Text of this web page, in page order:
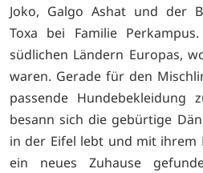
Joko, Galgo Ashat und der
Toxa bei Familie
südlichen Ländern Europas,
waren. Gerade für den
passende Hundebekleidung
besann sich die gebürtige
in der Eifel lebt und mit ihrem
ein neues Zuhause